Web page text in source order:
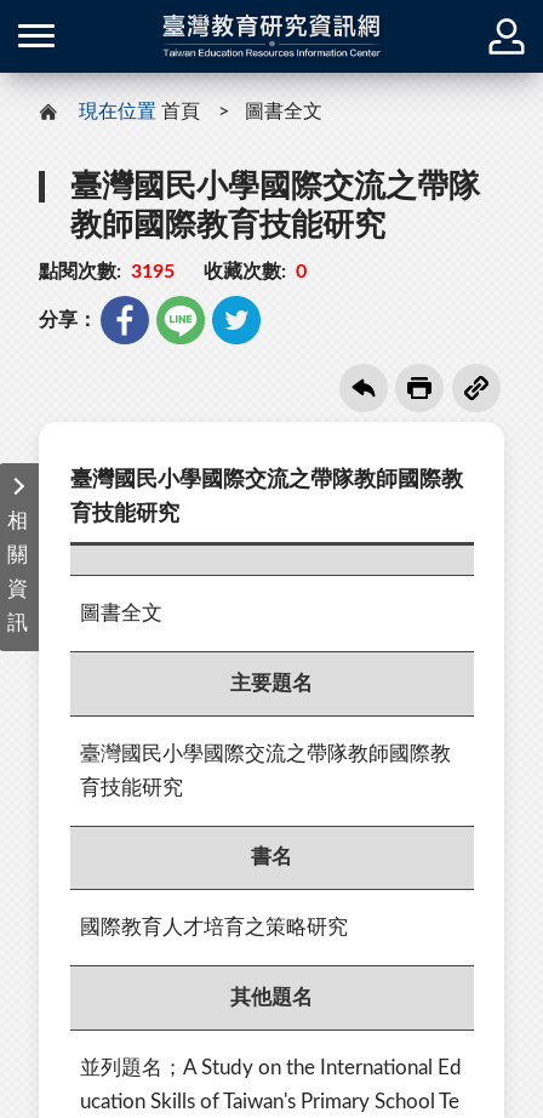
現在位置 首頁 圖書全文
臺灣國民小學國際交流之帶隊
教師國際教育技能研究
點閱次數: 3195 收藏次數: 0
分享：
相
關
資
訊
臺灣國民小學國際交流之帶隊教師國際教
育技能研究
圖書全文
主要題名
臺灣國民小學國際交流之帶隊教師國際教
育技能研究
書名
國際教育人才培育之策略研究
其他題名
並列題名；A Study on the International Ed
ucation Skills of Taiwan's Primary School Te